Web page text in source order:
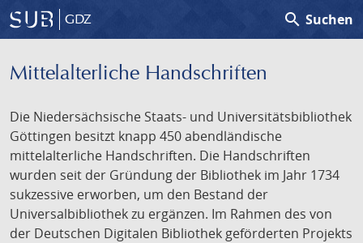
GDZ search Suchen
Mittelalterliche Handschriften
Die Niedersächsische Staats- und Universitätsbibliothek
Göttingen besitzt knapp 450 abendländische
mittelalterliche Handschriften. Die Handschriften
wurden seit der Gründung der Bibliothek im Jahr 1734
sukzessive erworben, um den Bestand der
Universalbibliothek zu ergänzen. Im Rahmen des von
der Deutschen Digitalen Bibliothek geförderten Projekts